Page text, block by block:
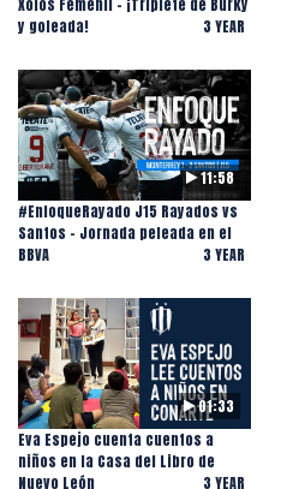
Xolos Femenil - ¡Triplete de Burky
y goleada!
3 YEAR
11:58
#EnfoqueRayado J15 Rayados vs
Santos - Jornada peleada en el
BBVA
3 YEAR
01:33
Eva Espejo cuenta cuentos a
niños en la Casa del Libro de
Nuevo León
3 YEAR